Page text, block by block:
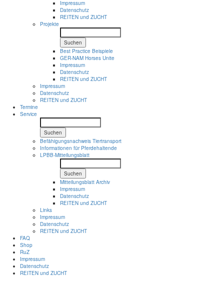
Impressum
Datenschutz
REITEN und ZUCHT
Projekte
Suchen
Best Practice Beispiele
GER-NAM Horses Unite
Impressum
Datenschutz
REITEN und ZUCHT
Impressum
Datenschutz
REITEN und ZUCHT
Termine
Service
Suchen
Befähigungsnachweis Tiertransport
Informationen für Pferdehaltende
LPBB-Mitteilungsblatt
Suchen
Mitteilungsblatt Archiv
Impressum
Datenschutz
REITEN und ZUCHT
Links
Impressum
Datenschutz
REITEN und ZUCHT
FAQ
Shop
RuZ
Impressum
Datenschutz
REITEN und ZUCHT